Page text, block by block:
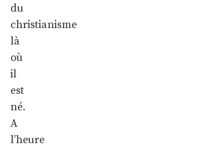
du
christianisme
là
où
il
est
né.
A
l’heure